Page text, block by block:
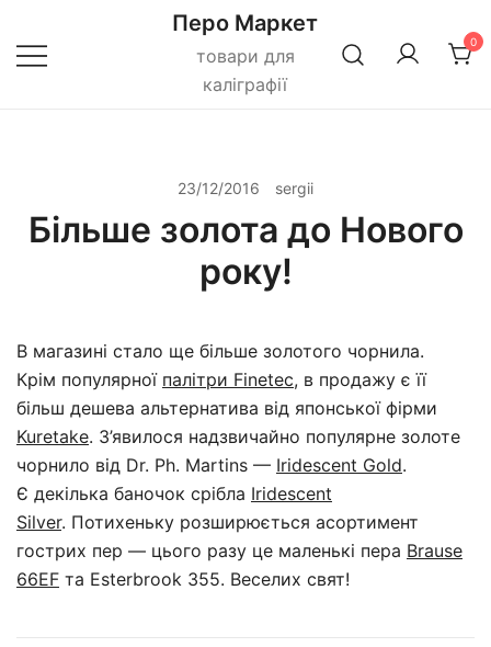
до
вмісту
Перо Маркет
товари для
каліграфії
0
23/12/2016 sergii
Більше золота до Нового
року!
В магазині стало ще більше золотого чорнила.
Крім популярної палітри Finetec, в продажу є її
більш дешева альтернатива від японської фірми
Kuretake. З’явилося надзвичайно популярне золоте
чорнило від Dr. Ph. Martins — Iridescent Gold.
Є декілька баночок срібла Iridescent
Silver. Потихеньку розширюється асортимент
гострих пер — цього разу це маленькі пера Brause
66EF та Esterbrook 355. Веселих свят!